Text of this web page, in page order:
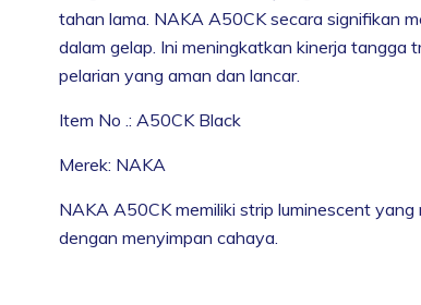
tahan lama. NAKA A50CK secara signifikan
dalam gelap. Ini meningkatkan kinerja tangga
pelarian yang aman dan lancar.
Item No .: A50CK Black
Merek: NAKA
NAKA A50CK memiliki strip luminescent yang
dengan menyimpan cahaya.